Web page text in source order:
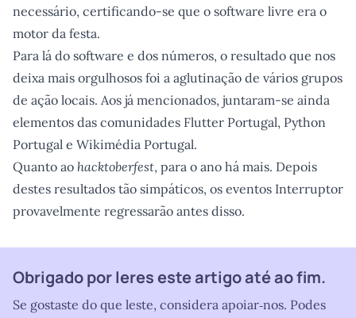
necessário, certificando-se que o software livre era o
motor da festa.
Para lá do software e dos números, o resultado que nos
deixa mais orgulhosos foi a aglutinação de vários grupos
de ação locais. Aos já mencionados, juntaram-se ainda
elementos das comunidades Flutter Portugal, Python
Portugal e Wikimédia Portugal.
Quanto ao hacktoberfest, para o ano há mais. Depois
destes resultados tão simpáticos, os eventos Interruptor
provavelmente regressarão antes disso.
Obrigado por leres este artigo até ao fim.
Se gostaste do que leste, considera apoiar‑nos. Podes